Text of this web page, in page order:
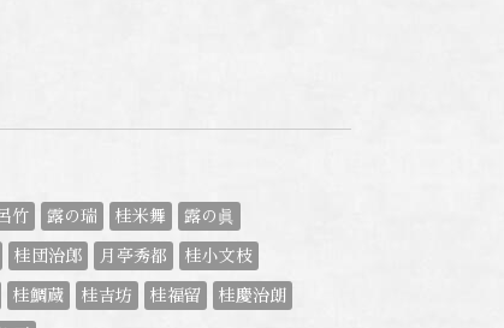
竹 露の瑞 桂米舞 露の眞
桂団治郎 月亭秀都 桂小文枝
桂鯛蔵 桂吉坊 桂福留 桂慶治朗